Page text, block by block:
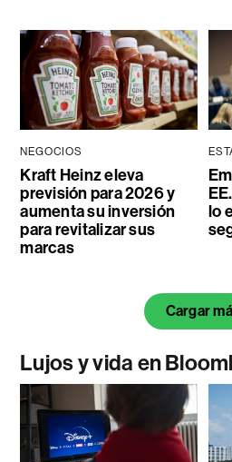
NEGOCIOS
Kraft Heinz eleva
previsión para 2026 y
aumenta su inversión
para revitalizar sus
marcas
lo
Cargar
Lujos y vida en